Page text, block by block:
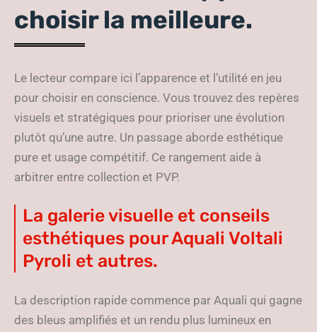
choisir la meilleure.
Le lecteur compare ici l’apparence et l’utilité en jeu
pour choisir en conscience. Vous trouvez des repères
visuels et stratégiques pour prioriser une évolution
plutôt qu’une autre. Un passage aborde esthétique
pure et usage compétitif. Ce rangement aide à
arbitrer entre collection et PVP.
La galerie visuelle et conseils
esthétiques pour Aquali Voltali
Pyroli et autres.
La description rapide commence par Aquali qui gagne
des bleus amplifiés et un rendu plus lumineux en